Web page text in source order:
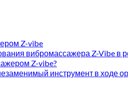
Z-vibe
вибромассажера Z-Vibe в
Z-vibe?
инструмент в ходе